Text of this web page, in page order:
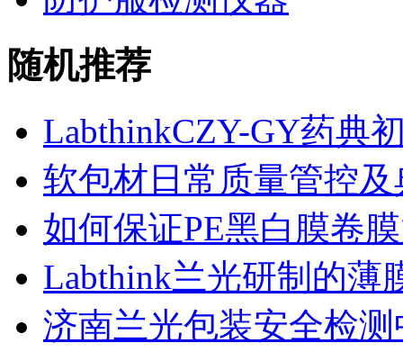
随机推荐
LabthinkCZY-GY药典
软包材日常质量管控
如何保证PE黑白膜卷
Labthink兰光研制的薄
济南兰光包装安全检